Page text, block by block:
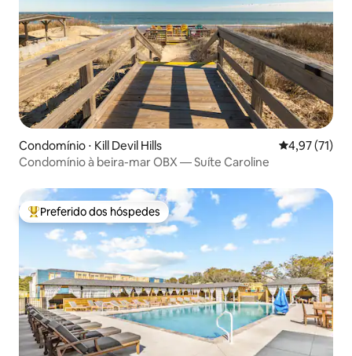
Condomínio ⋅ Kill Devil Hills 4,97 de uma
4,97 (71)
Condomínio à beira-mar OBX — Suíte Caroline
Entre os melhores preferidos dos hóspedes
Preferido dos hóspedes